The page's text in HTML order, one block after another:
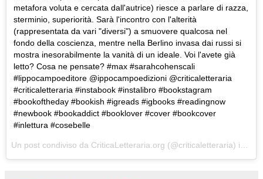
metafora voluta e cercata dall'autrice) riesce a parlare di razza,
sterminio, superiorità. Sarà l'incontro con l'alterità
(rappresentata da vari "diversi") a smuovere qualcosa nel
fondo della coscienza, mentre nella Berlino invasa dai russi si
mostra inesorabilmente la vanità di un ideale. Voi l'avete già
letto? Cosa ne pensate? #max #sarahcohenscali
#lippocampoeditore @ippocampoedizioni @criticaletteraria
#criticaletteraria #instabook #instalibro #bookstagram
#bookoftheday #bookish #igreads #igbooks #readingnow
#newbook #bookaddict #booklover #cover #bookcover
#inlettura #cosebelle
Un post condiviso da CriticaLetteraria.org (@criticaletteraria) in data: